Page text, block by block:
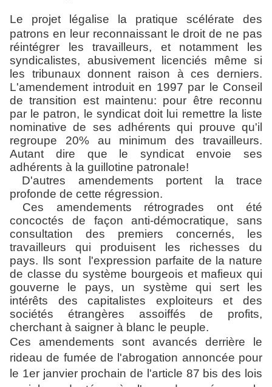
Le projet légalise la pratique scélérate des
patrons en leur reconnaissant le droit de ne pas
réintégrer les travailleurs, et notamment les
syndicalistes, abusivement licenciés même si
les tribunaux donnent raison à ces derniers.
L'amendement introduit en 1997 par le Conseil
de transition est maintenu: pour être reconnu
par le patron, le syndicat doit lui remettre la liste
nominative de ses adhérents qui prouve qu'il
regroupe 20% au minimum des travailleurs.
Autant dire que le syndicat envoie ses
adhérents à la guillotine patronale!
D'autres amendements portent la trace
profonde de cette régression.
Ces amendements rétrogrades ont été
concoctés de façon anti-démocratique, sans
consultation des premiers concernés, les
travailleurs qui produisent les richesses du
pays. Ils sont
l'expression parfaite de la nature
de classe du système bourgeois et mafieux qui
gouverne le pays, un système qui sert les
intérêts des capitalistes exploiteurs et des
sociétés étrangères assoiffés de profits,
cherchant à saigner à blanc le peuple.
Ces amendements sont avancés derrière le
rideau de fumée de l'abrogation annoncée pour
le 1er janvier prochain de l'article 87 bis des lois